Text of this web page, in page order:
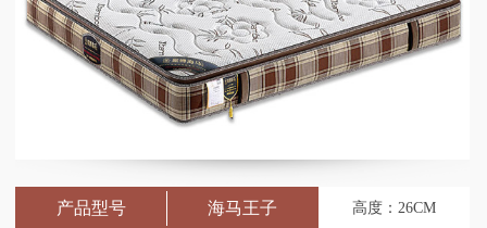
产品型号 166-A 高度：24CM